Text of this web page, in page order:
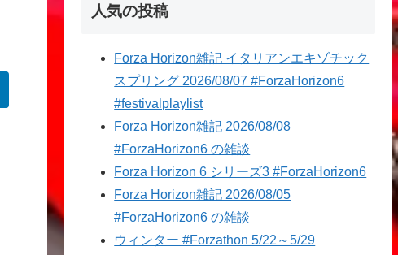
人気の投稿
Forza Horizon雑記 イタリアンエキゾチック
スプリング 2026/08/07 #ForzaHorizon6
#festivalplaylist
Forza Horizon雑記 2026/08/08
#ForzaHorizon6 の雑談
Forza Horizon 6 シリーズ3 #ForzaHorizon6
Forza Horizon雑記 2026/08/05
#ForzaHorizon6 の雑談
ウィンター #Forzathon 5/22～5/29